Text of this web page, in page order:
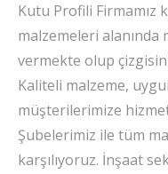
Kutu Profili Firmamız
malzemeleri
vermekte olup
Kaliteli malzeme,
müşterilerimize
Şubelerimiz ile tüm
karşılıyoruz. İnşaat